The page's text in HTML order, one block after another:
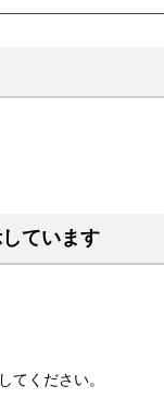
ています
てください。